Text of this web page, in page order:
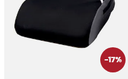
-17%